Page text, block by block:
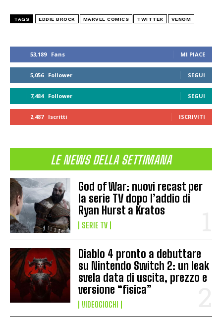
53,189 Fans MI PIACE
5,056 Follower SEGUI
7,484 Follower SEGUI
2,487 Iscritti ISCRIVITI
LE NEWS DELLA SETTIMANA
God of War: nuovi recast per
la serie TV dopo l’addio di
Ryan Hurst a Kratos
SERIE TV
Diablo 4 pronto a debuttare
su Nintendo Switch 2: un leak
svela data di uscita, prezzo e
versione “fisica”
VIDEOGIOCHI
TAGS EDDIE BROCK MARVEL COMICS TWITTER VENOM